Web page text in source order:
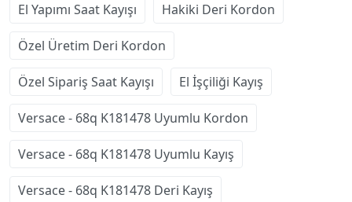
El Yapımı Saat Kayışı Hakiki Deri Kordon
Özel Üretim Deri Kordon
Özel Sipariş Saat Kayışı El İşçiliği Kayış
Versace - 68q K181478 Uyumlu Kordon
Versace - 68q K181478 Uyumlu Kayış
Versace - 68q K181478 Deri Kayış